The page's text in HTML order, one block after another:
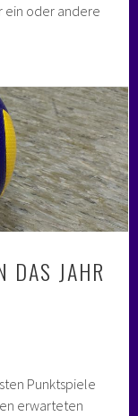
ein oder andere
DAS JAHR
Punktspiele
erwarteten